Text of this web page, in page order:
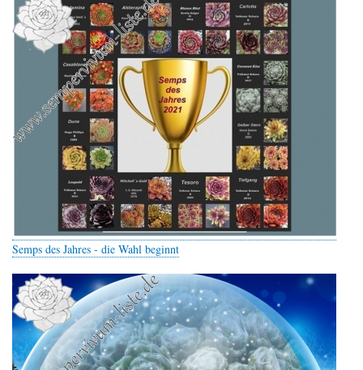
Semps des Jahres - die Wahl beginnt